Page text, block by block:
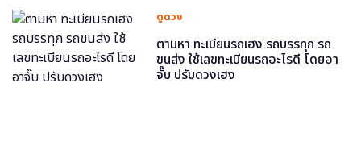
ดูดวง
ตามหา ทะเบียนรถเฮง รถบรรทุก รถ
ขนส่ง ใช้เลขทะเบียนรถอะไรดี โดยอา
จั๊บ ปรับดวงเฮง